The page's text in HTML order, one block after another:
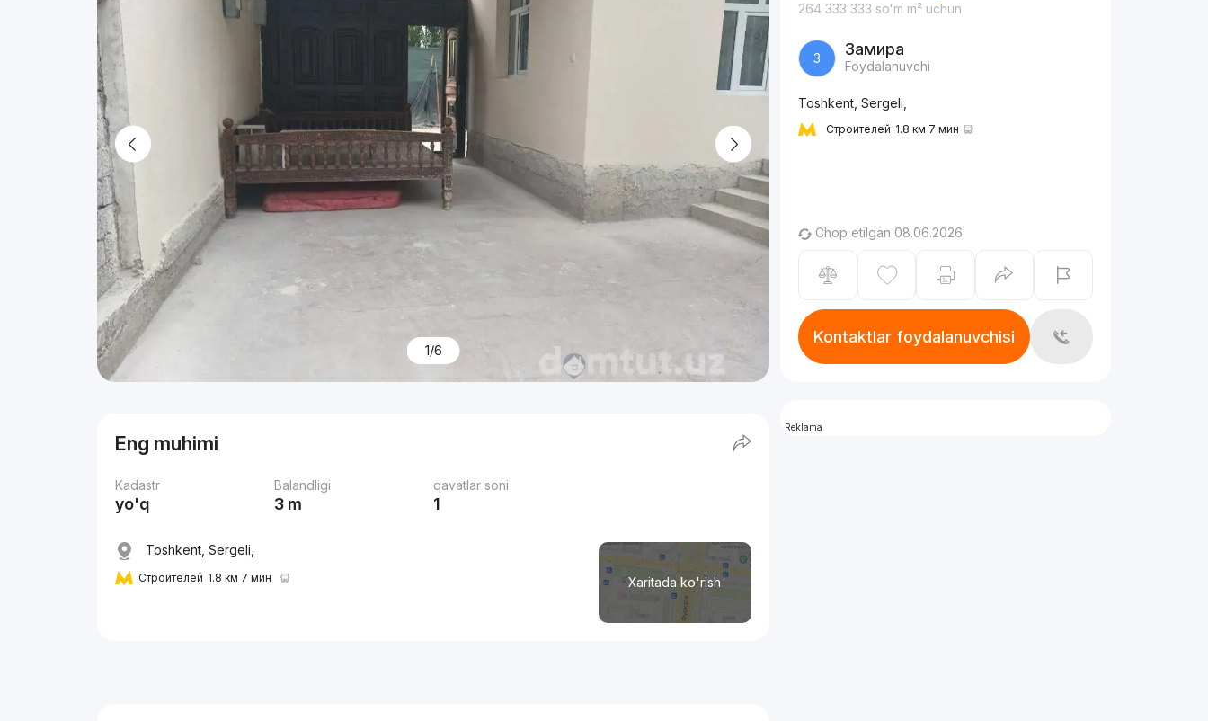
1/6
Eng muhimi
Kadastr
yo'q
Balandligi
3 m
qavatlar soni
1
Xaritada ko'rish
Toshkent, Sergeli,
Строителей 1.8 км 7 мин
264 333 333 soʻm m² uchun
З Замира
Foydalanuvchi
Toshkent, Sergeli,
Строителей 1.8 км 7 мин
Chop etilgan 08.06.2026
Kontaktlar foydalanuvchisi
Reklama